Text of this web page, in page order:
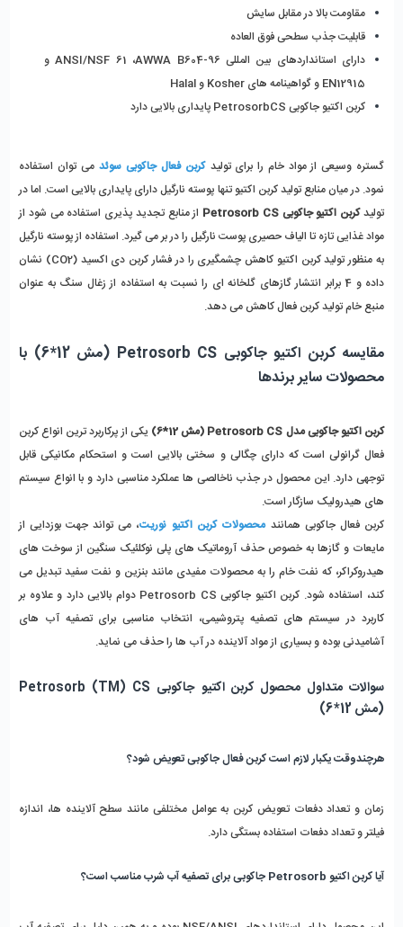
مقاومت بالا در مقابل سایش
قابلیت جذب سطحی فوق‌ العاده
EN12915 و گواهینامه های Kosher و Halal
کربن اکتیو جاکوبی PetrosorbCS پایداری بالایی دارد
گستره وسیعی از مواد خام را برای تولید کربن فعال جاکوبی سوئد
تولید کربن اکتیو جاکوبی Petrosorb CS
منبع خام تولید کربن فعال کاهش می دهد.
محصولات سایر برندها
کربن اکتیو جاکوبی مدل Petrosorb CS (مش 12*6)
های هیدرولیک سازگار است.
کربن فعال جاکوبی همانند محصولات کربن اکتیو نوریت
آشامیدنی بوده و بسیاری از مواد آلاینده در آب ها را حذف می نماید.
(مش 12*6)
هرچندوقت یکبار لازم است کربن فعال جاکوبی تعویض شود؟
فیلتر و تعداد دفعات استفاده بستگی دارد.
آیا کربن اکتیو Petrosorb جاکوبی برای تصفیه آب شرب مناسب است؟